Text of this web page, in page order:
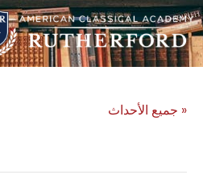
« جميع الأحداث